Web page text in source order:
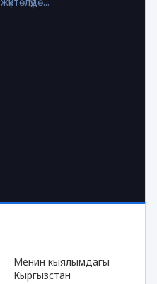
Менин кыялымдагы
Кыргызстан